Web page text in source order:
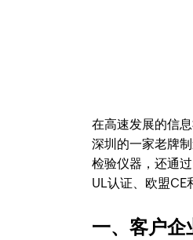
在高速发展的信
深圳的一家老牌
检验仪器，还通
UL认证、欧盟CE
一、客户企